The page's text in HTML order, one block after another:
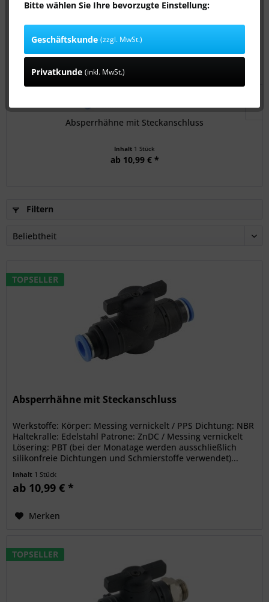
Topseller
TOPSELLER
Absperrhähne mit Steckanschluss
Inhalt 1 Stück
ab 10,99 € *
Filtern
TOPSELLER
Absperrhähne mit Steckanschluss
Werkstoffe: Körper: Messing vernickelt / PPS Dichtung: NBR
Haltekralle: Edelstahl Patrone: ZnDC / Messing vernickelt
Lösering: PBT (bei der Monatage werden ausschließlich
silikonfreie Dichtungen und Schmierstoffe verwendet)...
Inhalt 1 Stück
ab 10,99 € *
Merken
TOPSELLER
Bitte wählen Sie Ihre bevorzugte Einstellung:
Geschäftskunde (zzgl. MwSt.)
Privatkunde (inkl. MwSt.)